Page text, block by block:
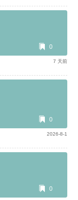
0
7 天前
0
2026-8-1
0